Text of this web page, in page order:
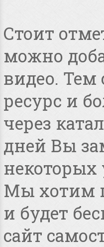
Стоит
можно
видео.
ресурс и
через
дней Вы
некоторых
Мы хотим
и будет
сайт